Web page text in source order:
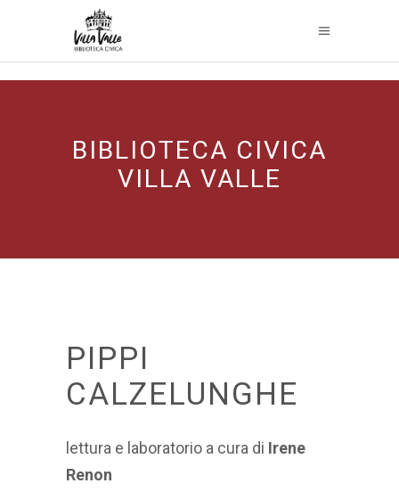
BIBLIOTECA CIVICA
VILLA VALLE
PIPPI
CALZELUNGHE
lettura e laboratorio a cura di Irene
Renon